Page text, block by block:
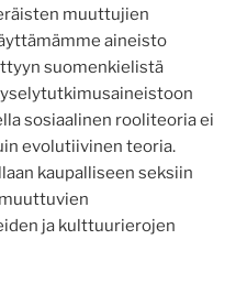
muuttujien
aineisto
suomenkielistä
sosiaalinen rooliteoria ei
evolutiivinen teoria.
kaupalliseen seksiin
ja kulttuurierojen